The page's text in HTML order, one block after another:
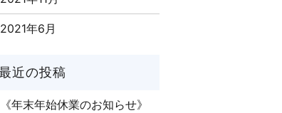
2021年6月
《年末年始休業のお知らせ》